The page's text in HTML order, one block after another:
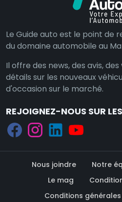
Le Guide auto est le point de
du domaine automobile au
Il offre des news, des avis,
détails sur les nouveaux
d'occasion sur le marché.
REJOIGNEZ-NOUS SUR
Nous joindre Notre
Le mag
Conditions